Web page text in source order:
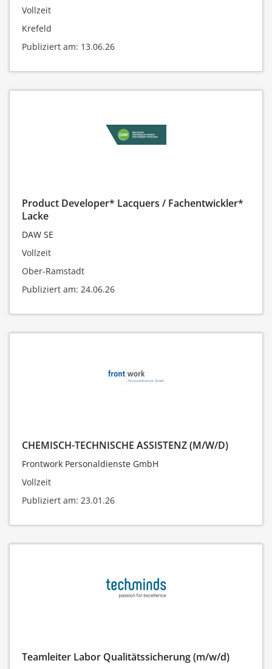
Vollzeit
Krefeld
Publiziert am: 13.06.26
Product Developer* Lacquers / Fachentwickler*
Lacke
DAW SE
Vollzeit
Ober-Ramstadt
Publiziert am: 24.06.26
CHEMISCH-TECHNISCHE ASSISTENZ (M/W/D)
Frontwork Personaldienste GmbH
Vollzeit
Publiziert am: 23.01.26
Teamleiter Labor Qualitätssicherung (m/w/d)